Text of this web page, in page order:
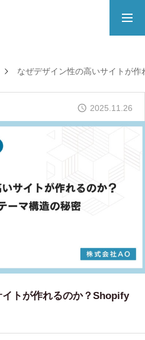
エリア
くる。
なぜデザイン性の高いサイトが
2025.11.26
トが作れるのか？Shopify